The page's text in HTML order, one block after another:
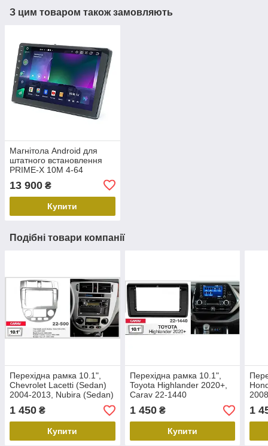
З цим товаром також замовляють
Магнітола Android для
штатного встановлення
PRIME-X 10M 4-64
13 900 ₴
Купити
Подібні товари компанії
Перехідна рамка 10.1",
Chevrolet Lacetti (Sedan)
2004-2013, Nubira (Sedan)
2004-2008, Carav 22-500
1 450 ₴
Купити
Перехідна рамка 10.1",
Toyota Highlander 2020+,
Carav 22-1440
1 450₴
Купити
1